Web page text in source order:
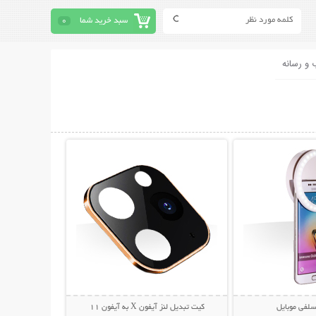
سبد خرید شما 0
و رسانه
موبایل کیت تبدیل لنز آیفون X به آیفون 11